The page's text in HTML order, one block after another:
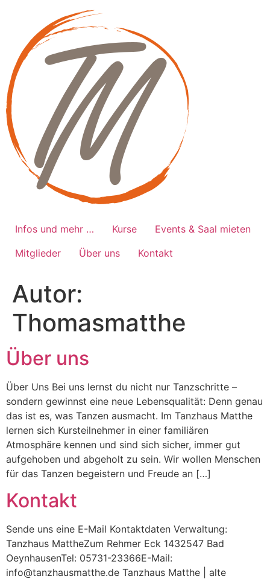
springen
Infos und mehr … Kurse
Events & Saal mieten
Mitglieder
Über uns Kontakt
Autor:
Thomasmatthe
Über uns
Über Uns Bei uns lernst du nicht nur Tanzschritte –
sondern gewinnst eine neue Lebensqualität: Denn genau
das ist es, was Tanzen ausmacht. Im Tanzhaus Matthe
lernen sich Kursteilnehmer in einer familiären
Atmosphäre kennen und sind sich sicher, immer gut
aufgehoben und abgeholt zu sein. Wir wollen Menschen
für das Tanzen begeistern und Freude an […]
Kontakt
Sende uns eine E-Mail Kontaktdaten Verwaltung:
Tanzhaus MattheZum Rehmer Eck 1432547 Bad
OeynhausenTel: 05731-23366E-Mail:
info@tanzhausmatthe.de Tanzhaus Matthe | alte